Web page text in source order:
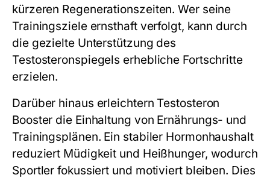
kürzeren Regenerationszeiten. Wer seine
Trainingsziele ernsthaft verfolgt, kann durch
die gezielte Unterstützung des
Testosteronspiegels erhebliche Fortschritte
erzielen.
Darüber hinaus erleichtern Testosteron
Booster die Einhaltung von Ernährungs- und
Trainingsplänen. Ein stabiler Hormonhaushalt
reduziert Müdigkeit und Heißhunger, wodurch
Sportler fokussiert und motiviert bleiben. Dies